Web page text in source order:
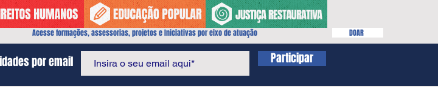
Acesse formações, assessorias, projetos e Iniciativas por eixo de atuação DOAR
por email Participar